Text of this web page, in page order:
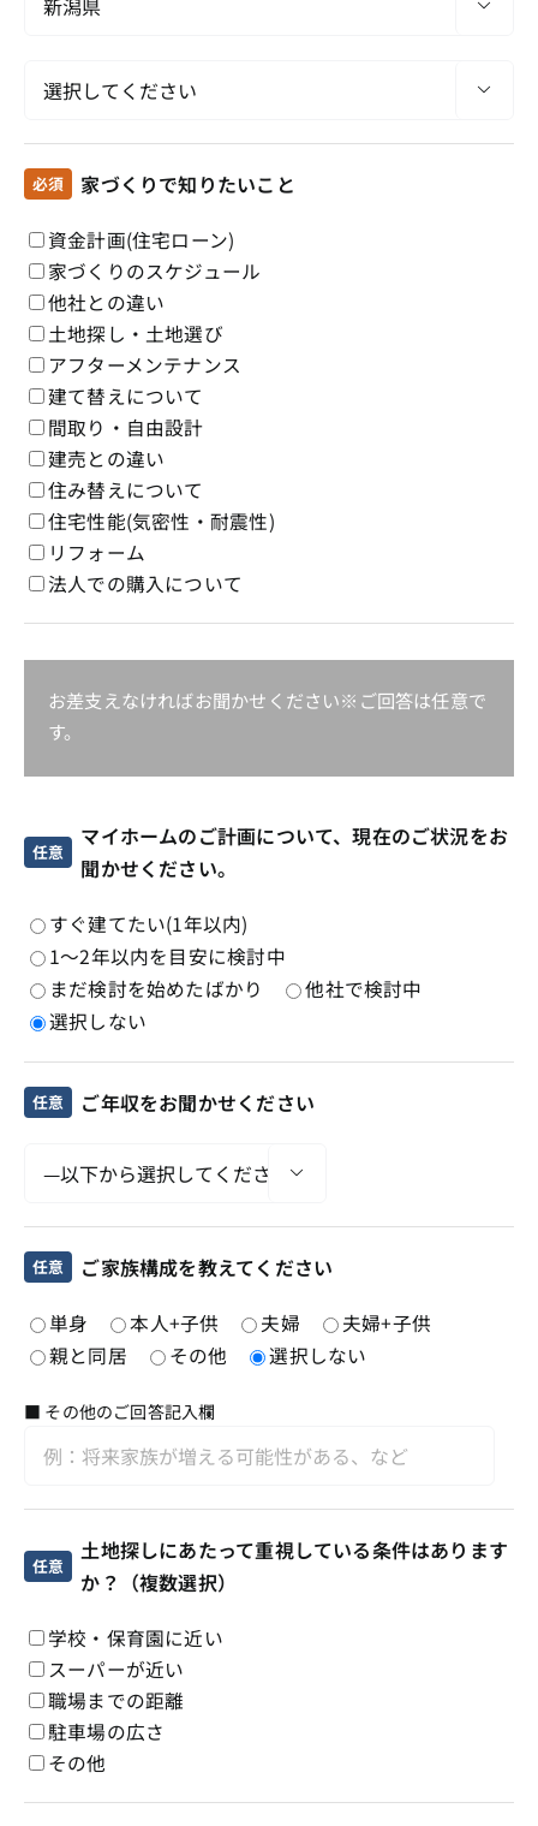


必須 家づくりで知りたいこと
資金計画(住宅ローン)
家づくりのスケジュール
他社との違い
土地探し・土地選び
アフターメンテナンス
建て替えについて
間取り・自由設計
建売との違い
住み替えについて
住宅性能(気密性・耐震性)
リフォーム
法人での購入について
お差支えなければお聞かせください※ご回答は任意で
す。
任意
マイホームのご計画について、現在のご状況をお
聞かせください。
すぐ建てたい(1年以内)
1～2年以内を目安に検討中
まだ検討を始めたばかり
他社で検討中
選択しない
任意 ご年収をお聞かせください

任意 ご家族構成を教えてください
単身 本人+子供 夫婦
夫婦+子供
親と同居
その他 選択しない
■ その他のご回答記入欄
任意
土地探しにあたって重視している条件はあります
か？（複数選択）
学校・保育園に近い
スーパーが近い
職場までの距離
駐車場の広さ
その他